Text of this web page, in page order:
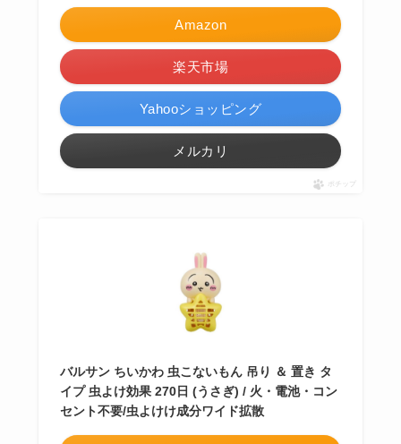
Amazon
楽天市場
Yahooショッピング
メルカリ
ポチップ
バルサン ちいかわ 虫こないもん 吊り ＆ 置き タ
イプ 虫よけ効果 270日 (うさぎ) / 火・電池・コン
セント不要/虫よけけ成分ワイド拡散